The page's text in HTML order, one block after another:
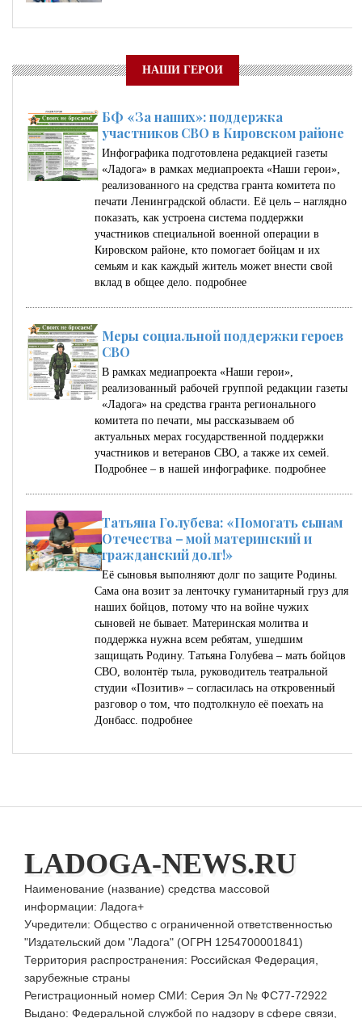
НАШИ ГЕРОИ
БФ «За наших»: поддержка
участников СВО в Кировском районе
Инфографика подготовлена редакцией газеты
«Ладога» в рамках медиапроекта «Наши герои»,
реализованного на средства гранта комитета по
печати Ленинградской области. Её цель – наглядно
показать, как устроена система поддержки
участников специальной военной операции в
Кировском районе, кто помогает бойцам и их
семьям и как каждый житель может внести свой
вклад в общее дело. подробнее
Меры социальной поддержки героев
СВО
В рамках медиапроекта «Наши герои»,
реализованный рабочей группой редакции газеты
«Ладога» на средства гранта регионального
комитета по печати, мы рассказываем об
актуальных мерах государственной поддержки
участников и ветеранов СВО, а также их семей.
Подробнее – в нашей инфографике. подробнее
Татьяна Голубева: «Помогать сынам
Отечества – мой материнский и
гражданский долг!»
Её сыновья выполняют долг по защите Родины.
Сама она возит за ленточку гуманитарный груз для
наших бойцов, потому что на войне чужих
сыновей не бывает. Материнская молитва и
поддержка нужна всем ребятам, ушедшим
защищать Родину. Татьяна Голубева – мать бойцов
СВО, волонтёр тыла, руководитель театральной
студии «Позитив» – согласилась на откровенный
разговор о том, что подтолкнуло её поехать на
Донбасс. подробнее
LADOGA-NEWS.RU
Наименование (название) средства массовой
информации: Ладога+
Учредители: Общество с ограниченной ответственностью
"Издательский дом "Ладога" (ОГРН 1254700001841)
Территория распространения: Российская Федерация,
зарубежные страны
Регистрационный номер СМИ: Серия Эл № ФС77-72922
Выдано: Федеральной службой по надзору в сфере связи,